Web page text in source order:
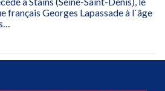
français Georges Lapassade à l`âge